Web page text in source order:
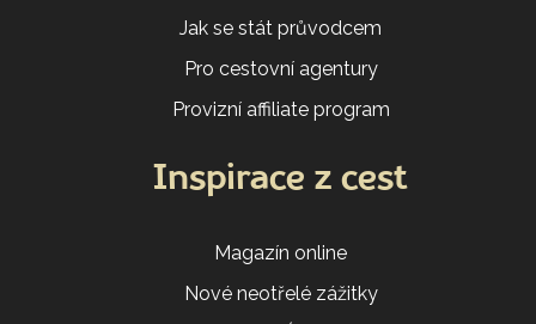
Jak se stát průvodcem
Pro cestovní agentury
Provizní affiliate program
Inspirace z cest
Magazín online
Nové neotřelé zážitky